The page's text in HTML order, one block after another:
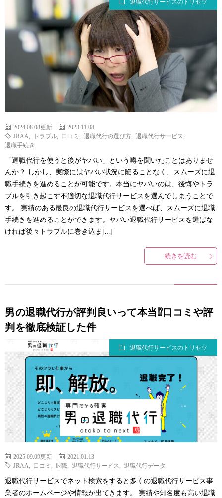
退職代行サービスのトリセツ
2024.08.08更新
2023.11.08
JRAA
トラブル 口コミ 退職代行の選び方 退職代行サービス
退職手続き
「退職代行を使うと後がヤバい」という噂を聞いたことはありませ
んか？ しかし、実際にはヤバい状況に陥ることなく、スムーズに退
職手続きを進めることが可能です。本当にヤバいのは、後悔やトラ
ブルを引き起こす不適切な退職代行サービスを選んでしまうことで
す。 実績のある最良の退職代行サービスを選べば、スムーズに退職
手続きを進めることができます。ヤバい退職代行サービスを選ばな
ければ後々トラブルに巻き込ま[…]
続きを読む
男の退職代行が評判良いって本当⁉口コミや評
判を徹底検証した件
退職代行サービスのトリセツ
2025.09.09更新
2021.01.13
JRAA
口コミ 退職 退職代行サービス 退職代行データ
退職代行サービスでネット検索をすると多くの退職代行サービス事
業者のホームページや情報が出てきます。 実績や知名度も高い退職